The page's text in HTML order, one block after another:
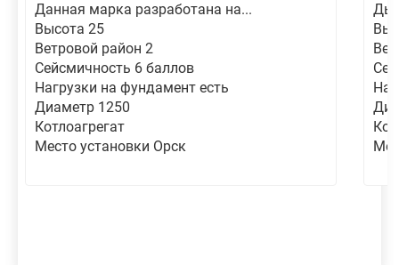
Данная марка разработана на...
Высота 25
Ветровой район 2
Сейсмичность 6 баллов
Нагрузки на фундамент есть
Диаметр 1250
Котлоагрегат
Место установки Орск